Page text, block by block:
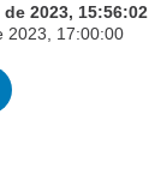
2023, 15:56:02
2023, 17:00:00